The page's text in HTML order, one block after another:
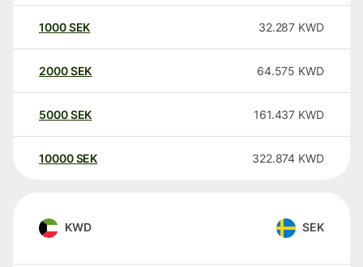
1000SEK 32.287 KWD
2000SEK 64.575 KWD
5000SEK 161.437 KWD
10000 SEK 322.874 KWD
KWD SEK